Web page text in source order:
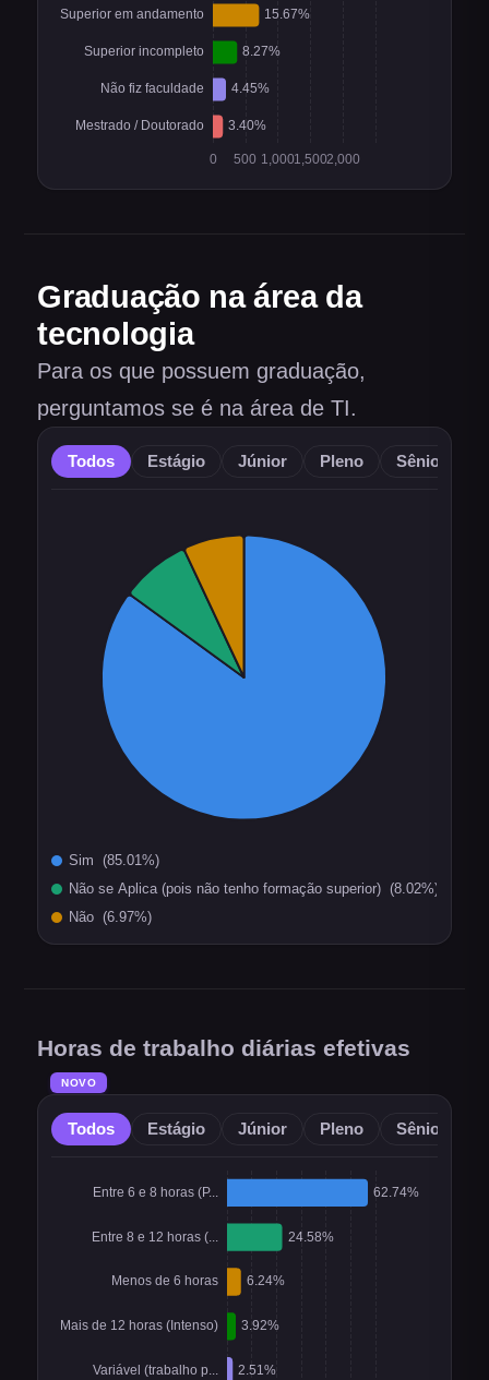
Graduação na área da
tecnologia
Para os que possuem graduação,
perguntamos se é na área de TI.
Todos Estágio Júnior Pleno Sênior
Horas de trabalho diárias efetivas
NOVO
Todos Estágio Júnior Pleno Sênior